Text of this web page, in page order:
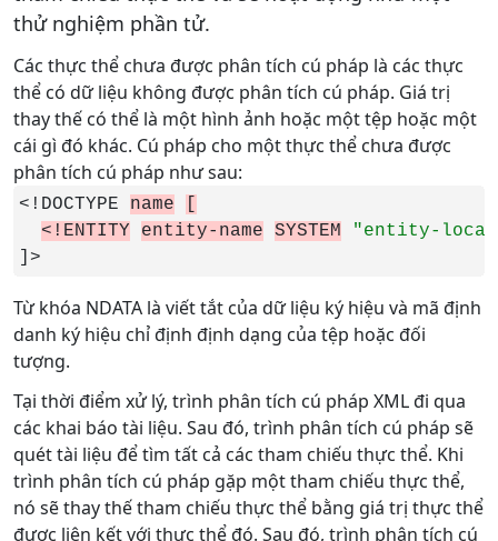
thử nghiệm phần tử.
Các thực thể chưa được phân tích cú pháp là các thực
thể có dữ liệu không được phân tích cú pháp. Giá trị
thay thế có thể là một hình ảnh hoặc một tệp hoặc một
cái gì đó khác. Cú pháp cho một thực thể chưa được
phân tích cú pháp như sau:
<!DOCTYPE name
<!ENTITY
entity-name SYSTEM
"entity-
]>
Từ khóa NDATA là viết tắt của dữ liệu ký hiệu và mã định
danh ký hiệu chỉ định định dạng của tệp hoặc đối
tượng.
Tại thời điểm xử lý, trình phân tích cú pháp XML đi qua
các khai báo tài liệu. Sau đó, trình phân tích cú pháp sẽ
quét tài liệu để tìm tất cả các tham chiếu thực thể. Khi
trình phân tích cú pháp gặp một tham chiếu thực thể,
nó sẽ thay thế tham chiếu thực thể bằng giá trị thực thể
được liên kết với thực thể đó. Sau đó, trình phân tích cú